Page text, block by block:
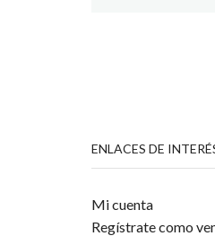
ENLACES DE
Mi cuenta
Regístrate como